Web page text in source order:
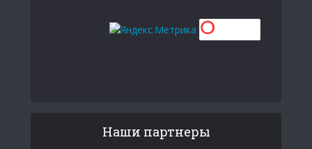
Наши партнеры